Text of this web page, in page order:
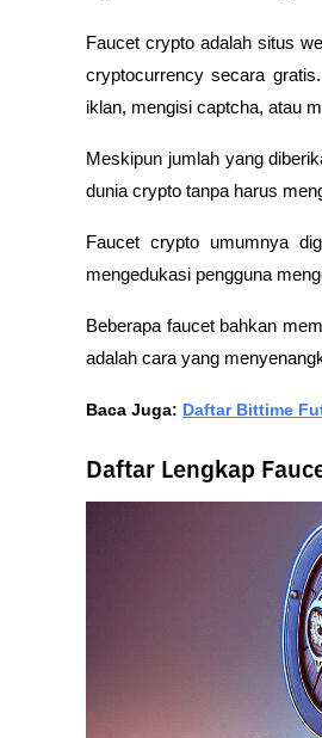
Faucet crypto adalah situs
cryptocurrency secara
iklan, mengisi captcha, atau
Meskipun jumlah yang
dunia crypto tanpa harus
Faucet crypto umumnya
mengedukasi pengguna
Beberapa faucet bahkan
adalah cara yang
Baca Juga: Daftar Bittime
Daftar Lengkap